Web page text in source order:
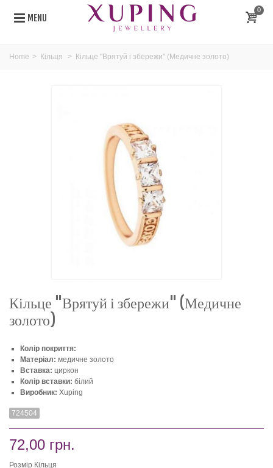
MENU
0
Home > Кільця > Кільце "Врятуй і збережи" (Медичне золото)
Кільце "Врятуй і збережи" (Медичне
золото)
Колір покриття:
Матеріал: медичне золото
Вставка: циркон
Колір вставки: білий
Виробник: Xuping
724504
72,00 грн.
Розмір Кільця